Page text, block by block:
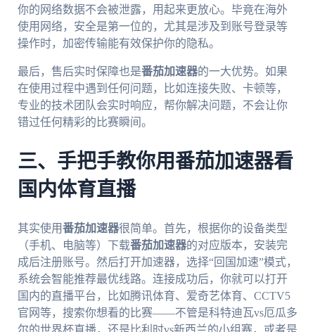
你的网络数据不会被泄露，用起来更放心。毕竟在海外
使用网络，安全是第一位的，尤其是涉及到账号登录等
操作时，加密传输能有效保护你的隐私。
最后，售后实时保障也是番茄加速器的一大优势。如果
在使用过程中遇到任何问题，比如连接失败、卡顿等，
专业的技术团队会实时响应，帮你解决问题，不会让你
错过任何精彩的比赛瞬间。
三、手把手教你用番茄加速器看
国内体育直播
其实使用番茄加速器很简单。首先，根据你的设备类型
（手机、电脑等）下载番茄加速器的对应版本，安装完
成后注册账号。然后打开加速器，选择“回国加速”模式，
系统会智能推荐最优线路。连接成功后，你就可以打开
国内的直播平台，比如腾讯体育、爱奇艺体育、CCTV5
官网等，搜索你想看的比赛——不管是科特迪瓦vs厄瓜多
尔的世界杯直播，还是比利时vs新西兰的小组赛，或者是